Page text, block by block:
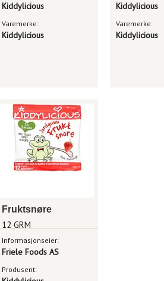
Kiddylicious
Varemerke:
Kiddylicious
Kiddylicious
Varemerke:
Kiddylicious
Fruktsnøre
12 GRM
Informasjonseier:
Friele Foods AS
Produsent: